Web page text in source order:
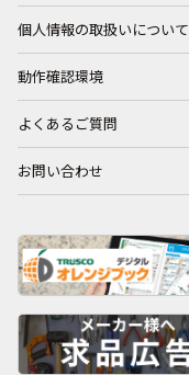
個人情報の取扱いについて
動作確認環境
よくあるご質問
お問い合わせ